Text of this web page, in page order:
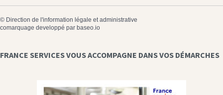
© Direction de l'information légale et administrative
comarquage developpé par baseo.io
FRANCE SERVICES VOUS ACCOMPAGNE DANS VOS DÉMARCHES